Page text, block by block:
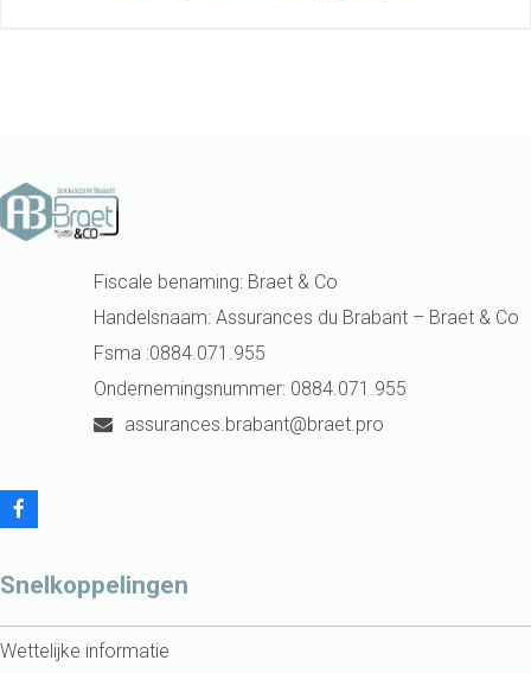
Fiscale benaming: Braet & Co
Handelsnaam: Assurances du Brabant – Braet & Co
Fsma :0884.071.955
Ondernemingsnummer: 0884.071.955
assurances.brabant@braet.pro
F
e
b
o
k
Snelkoppelingen
Wettelijke informatie